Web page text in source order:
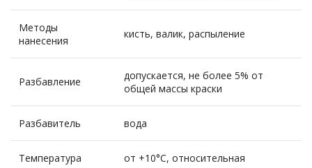
Методы
нанесения
кисть, валик, распыление
Разбавление
допускается, не более 5% от
общей массы краски
Разбавитель вода
Температура
от +10°С, относительная